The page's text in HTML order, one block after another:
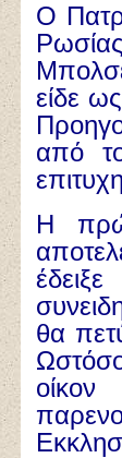
Ο
είδε
από
Η
θα